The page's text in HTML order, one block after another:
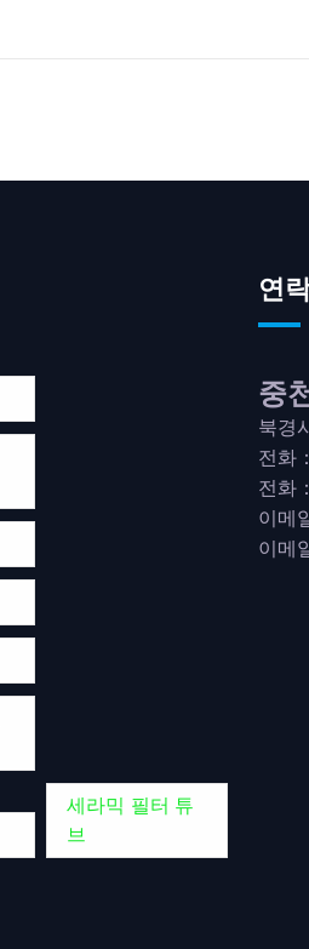
세라믹 필터 튜
브
연
중
북경
전화
전화
이메
이메